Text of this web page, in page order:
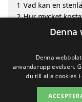
1 Vad kan en
2 Hur mycket
Fördelar med
Sök efter en
Denna
Denna
användarupplevelsen.
du till alla cookies